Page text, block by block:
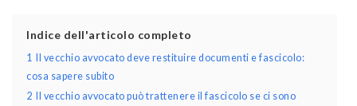
Indice dell'articolo completo
1
Il vecchio avvocato deve restituire documenti e fascicolo:
cosa sapere subito
2
Il vecchio avvocato può trattenere il fascicolo se ci sono